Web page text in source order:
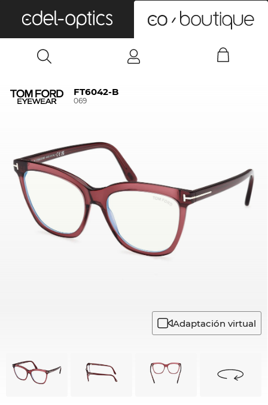
FT6042-B
069
Adaptación virtual